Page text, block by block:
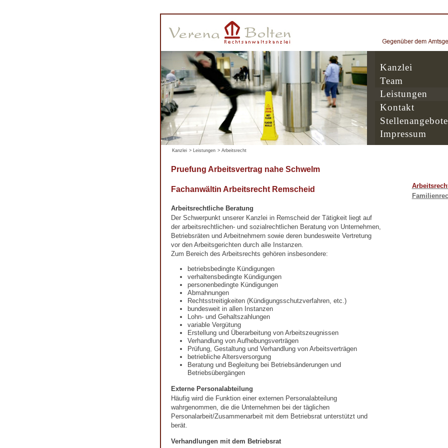
Kanzlei
Team
Leistungen
Kontakt
Stellenangebote
Impressum
Kanzlei > Leistungen > Arbeitsrecht
Pruefung Arbeitsvertrag nahe Schwelm
Fachanwältin Arbeitsrecht Remscheid
Arbeitsrechtliche Beratung
Der Schwerpunkt unserer Kanzlei in Remscheid der Tätigkeit liegt auf
der arbeitsrechtlichen- und sozialrechtlichen Beratung von Unternehmen,
Betriebsräten und Arbeitnehmern sowie deren bundesweite Vertretung
vor den Arbeitsgerichten durch alle Instanzen.
Zum Bereich des Arbeitsrechts gehören insbesondere:
betriebsbedingte Kündigungen
verhaltensbedingte Kündigungen
personenbedingte Kündigungen
Abmahnungen
Rechtsstreitigkeiten (Kündigungsschutzverfahren, etc.)
bundesweit in allen Instanzen
Lohn- und Gehaltszahlungen
variable Vergütung
Erstellung und Überarbeitung von Arbeitszeugnissen
Verhandlung von Aufhebungsverträgen
Prüfung, Gestaltung und Verhandlung von Arbeitsverträgen
betriebliche Altersversorgung
Beratung und Begleitung bei Betriebsänderungen und
Betriebsübergängen
Externe Personalabteilung
Häufig wird die Funktion einer externen Personalabteilung
wahrgenommen, die die Unternehmen bei der täglichen
Personalarbeit/Zusammenarbeit mit dem Betriebsrat unterstützt und
berät.
Verhandlungen mit dem Betriebsrat